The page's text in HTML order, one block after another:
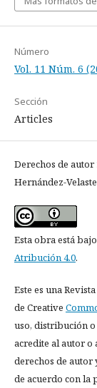
Número
Vol. 11 Núm. 6
Sección
Articles
Derechos de
Hernández-
Esta obra está
Atribución 4.0.
Este es una
de Creative
uso, distribución
acredite al autor o
derechos de autor
de acuerdo con la